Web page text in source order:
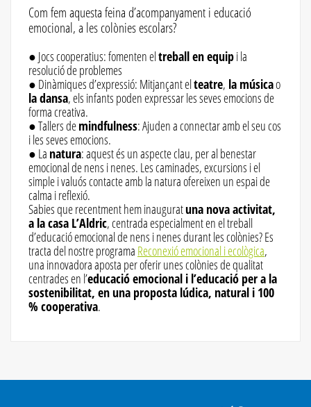
Com fem aquesta feina d’acompanyament i educació
emocional, a les colònies escolars?
● Jocs cooperatius: fomenten eltreball en equipi la
resolució de problemes
● Dinàmiques d’expressió: Mitjançant elteatre, la músicao
la dansa, els infants poden expressar les seves emocions de
forma creativa.
● Tallers demindfulness: Ajuden a connectar amb el seu cos
i les seves emocions.
● La natura: aquest és un aspecte clau, per al benestar
emocional de nens i nenes. Les caminades, excursions i el
simple i valuós contacte amb la natura ofereixen un espai de
calma i reflexió.
Sabies que recentment hem inauguratuna nova activitat,
a la casa L’Aldric, centrada especialment en el treball
d’educació emocional de nens i nenes durant les colònies? Es
tracta del nostre programa Reconexió emocional i ecològica,
una innovadora aposta per oferir unes colònies de qualitat
centrades en l’educació emocional i l’educació per a la
sostenibilitat, en una proposta lúdica, natural i 100
% cooperativa.